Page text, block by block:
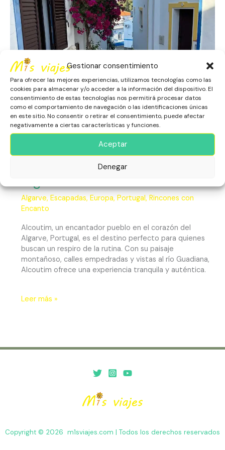
Gestionar consentimiento
Para ofrecer las mejores experiencias, utilizamos tecnologías como las
cookies para almacenar y/o acceder a la información del dispositivo. El
consentimiento de estas tecnologías nos permitirá procesar datos
como el comportamiento de navegación o las identificaciones únicas
en este sitio. No consentir o retirar el consentimiento, puede afectar
negativamente a ciertas características y funciones.
Aceptar
Denegar
Alcoutim Un Respiro en el
Algarve, Escapadas, Europa, Portugal, Rincones con
Encanto
Alcoutim, un encantador pueblo en el corazón del
Algarve, Portugal, es el destino perfecto para quienes
buscan un respiro de la rutina. Con su paisaje
montañoso, calles empedradas y vistas al río Guadiana,
Alcoutim ofrece una experiencia tranquila y auténtica.
Leer más »
Copyright © 2026 m1sviajes.com | Todos los derechos reservados